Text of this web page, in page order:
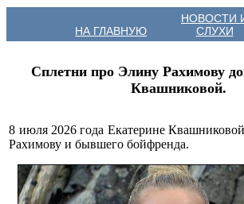
НА ГЛАВНУЮ
НОВОСТИ
СЛУХИ
Сплетни про Элину Рахимову
Квашниковой.
8 июля 2026 года Екатерине
Рахимову и бывшего бойфренда.